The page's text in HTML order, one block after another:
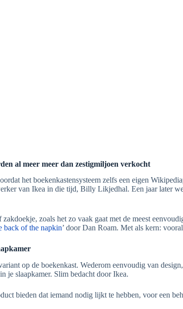
al meer meer dan zestigmiljoen verkocht
het boekenkastensysteem zelfs een eigen
van Ikea in die tijd, Billy Likjedhal. Een jaar later
zoals het zo vaak gaat met de meest
back of the napkin’ door Dan Roam. Met als kern:
op de boekenkast. Wederom eenvoudig van
je slaapkamer. Slim bedacht door Ikea.
bieden dat iemand nodig lijkt te hebben, voor een